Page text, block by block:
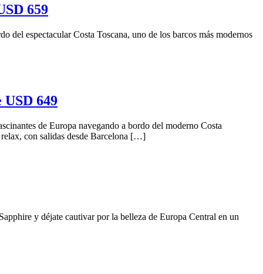
659
del espectacular Costa Toscana, uno de los barcos más modernos
649
de Europa navegando a bordo del moderno Costa
con salidas desde Barcelona […]
y déjate cautivar por la belleza de Europa Central en un